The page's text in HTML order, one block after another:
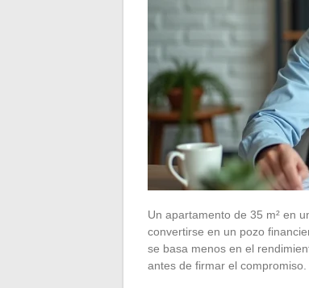
Un apartamento de 35 m² en
convertirse en un pozo
se basa menos en el
antes de firmar el compromiso.